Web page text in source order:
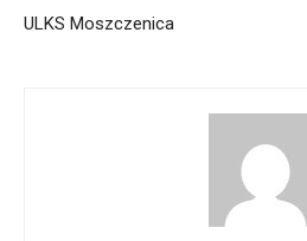
ULKS Moszczenica